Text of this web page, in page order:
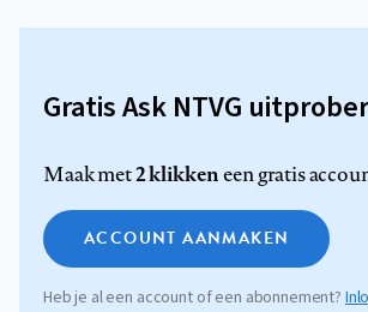
Gratis Ask NTVG
Maak met2 klikkeneen gratis
ACCOUNT AANMAKEN
Heb je al een account of een abonnement?